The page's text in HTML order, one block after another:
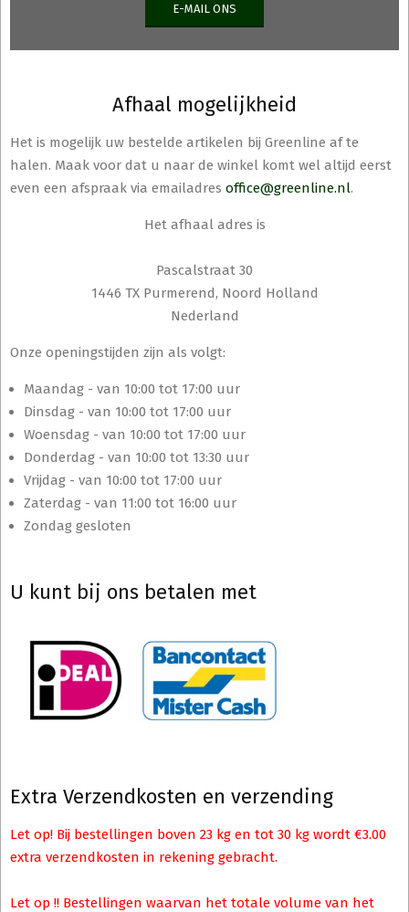
E-MAIL ONS
Afhaal mogelijkheid
Het is mogelijk uw bestelde artikelen bij Greenline af te
halen. Maak voor dat u naar de winkel komt wel altijd eerst
even een afspraak via emailadres office@greenline.nl.
Het afhaal adres is
Pascalstraat 30
1446 TX Purmerend, Noord Holland
Nederland
Onze openingstijden zijn als volgt:
Maandag - van 10:00 tot 17:00 uur
Dinsdag - van 10:00 tot 17:00 uur
Woensdag - van 10:00 tot 17:00 uur
Donderdag - van 10:00 tot 13:30 uur
Vrijdag - van 10:00 tot 17:00 uur
Zaterdag - van 11:00 tot 16:00 uur
Zondag gesloten
U kunt bij ons betalen met
Extra Verzendkosten en verzending
Let op! Bij bestellingen boven 23 kg en tot 30 kg wordt €3.00
extra verzendkosten in rekening gebracht.
Let op !! Bestellingen waarvan het totale volume van het